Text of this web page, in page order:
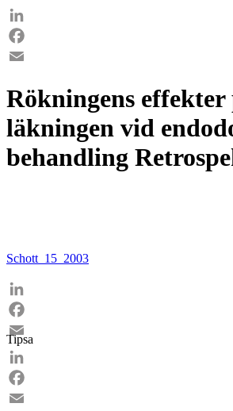
LinkedIn
Facebook
Rökningens effekter
läkningen vid
behandling
Schott_15_2003
LinkedIn
Facebook
Email
Tipsa
LinkedIn
Facebook